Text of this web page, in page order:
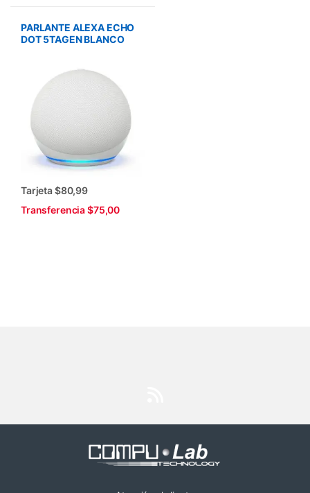
PARLANTE ALEXA ECHO
DOT 5TAGEN BLANCO
Tarjeta $80,99
Transferencia $75,00